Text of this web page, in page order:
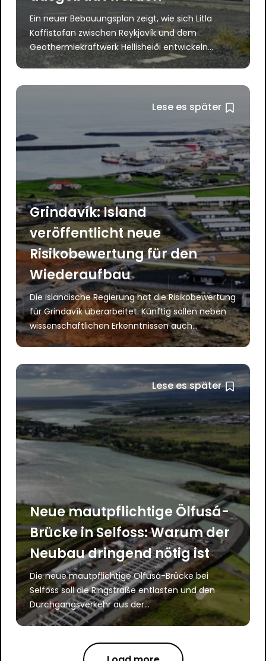
Ein neuer Bebauungsplan zeigt, wie sich Litla
Kaffistofan zwischen Reykjavík und dem
Geothermiekraftwerk Hellisheiði entwickeln...
Lese es später
Grindavík: Island
veröffentlicht neue
Risikobewertung für den
Wiederaufbau
Die isländische Regierung hat die Risikobewertung
für Grindavík überarbeitet. Künftig sollen neben
wissenschaftlichen Erkenntnissen auch...
Lese es später
Neue mautpflichtige Ölfusá-
Brücke in Selfoss: Warum der
Neubau dringend nötig ist
Die neue mautpflichtige Ölfusá-Brücke bei
Selfoss soll die Ringstraße entlasten und den
Durchgangsverkehr aus der...